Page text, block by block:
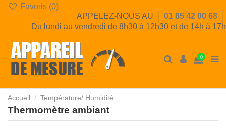
Favoris (0)
APPELEZ-NOUS AU
01 85 42 00 68
Du lundi au vendredi de 8h30 à 12h30 et de 14h à 17h
0
Accueil Température/ Humidité
Thermomètre ambiant